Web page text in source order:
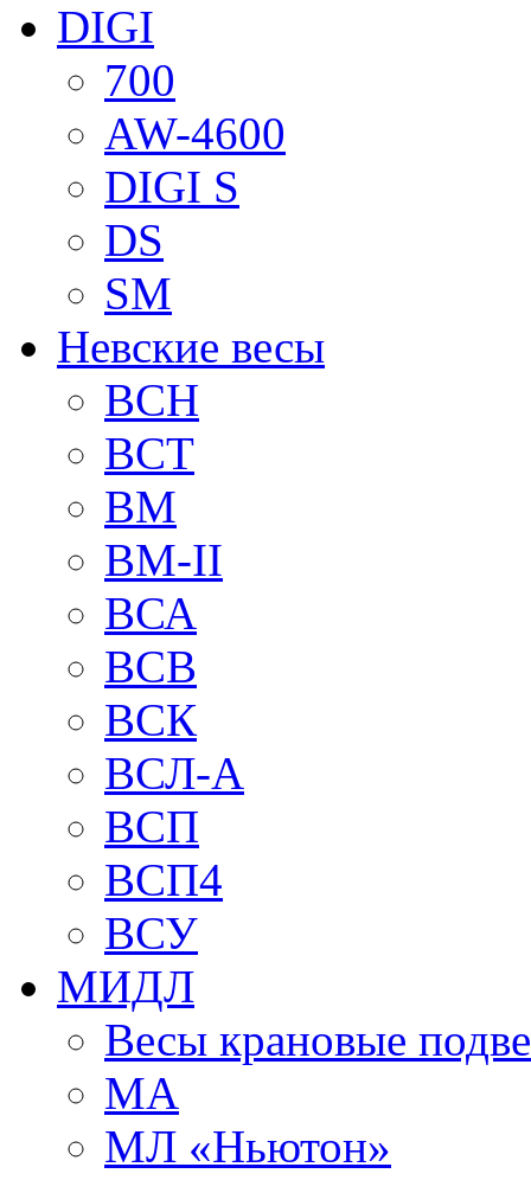
DIGI
700
AW-4600
DIGI S
DS
SM
Невские весы
BCH
BCT
BM
BM-II
ВСА
ВСВ
ВСК
ВСЛ-А
ВСП
ВСП4
ВСУ
МИДЛ
Весы крановые
МА
МЛ «Ньютон»